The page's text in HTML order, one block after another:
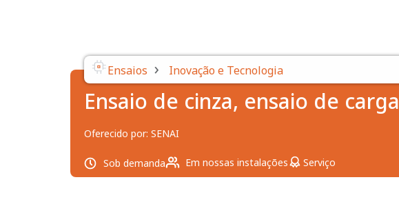
Ensaios › Inovação e Tecnologia
Ensaio de cinza, ensaio de carga
Oferecido por: SENAI
Sob demanda Em nossas instalações Serviço